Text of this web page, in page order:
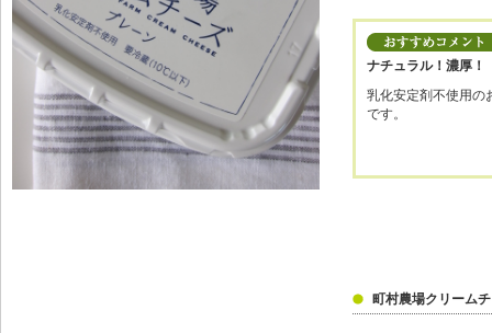
ナチュラル！濃厚！
乳化安定剤不使用の
です。
町村農場クリーム